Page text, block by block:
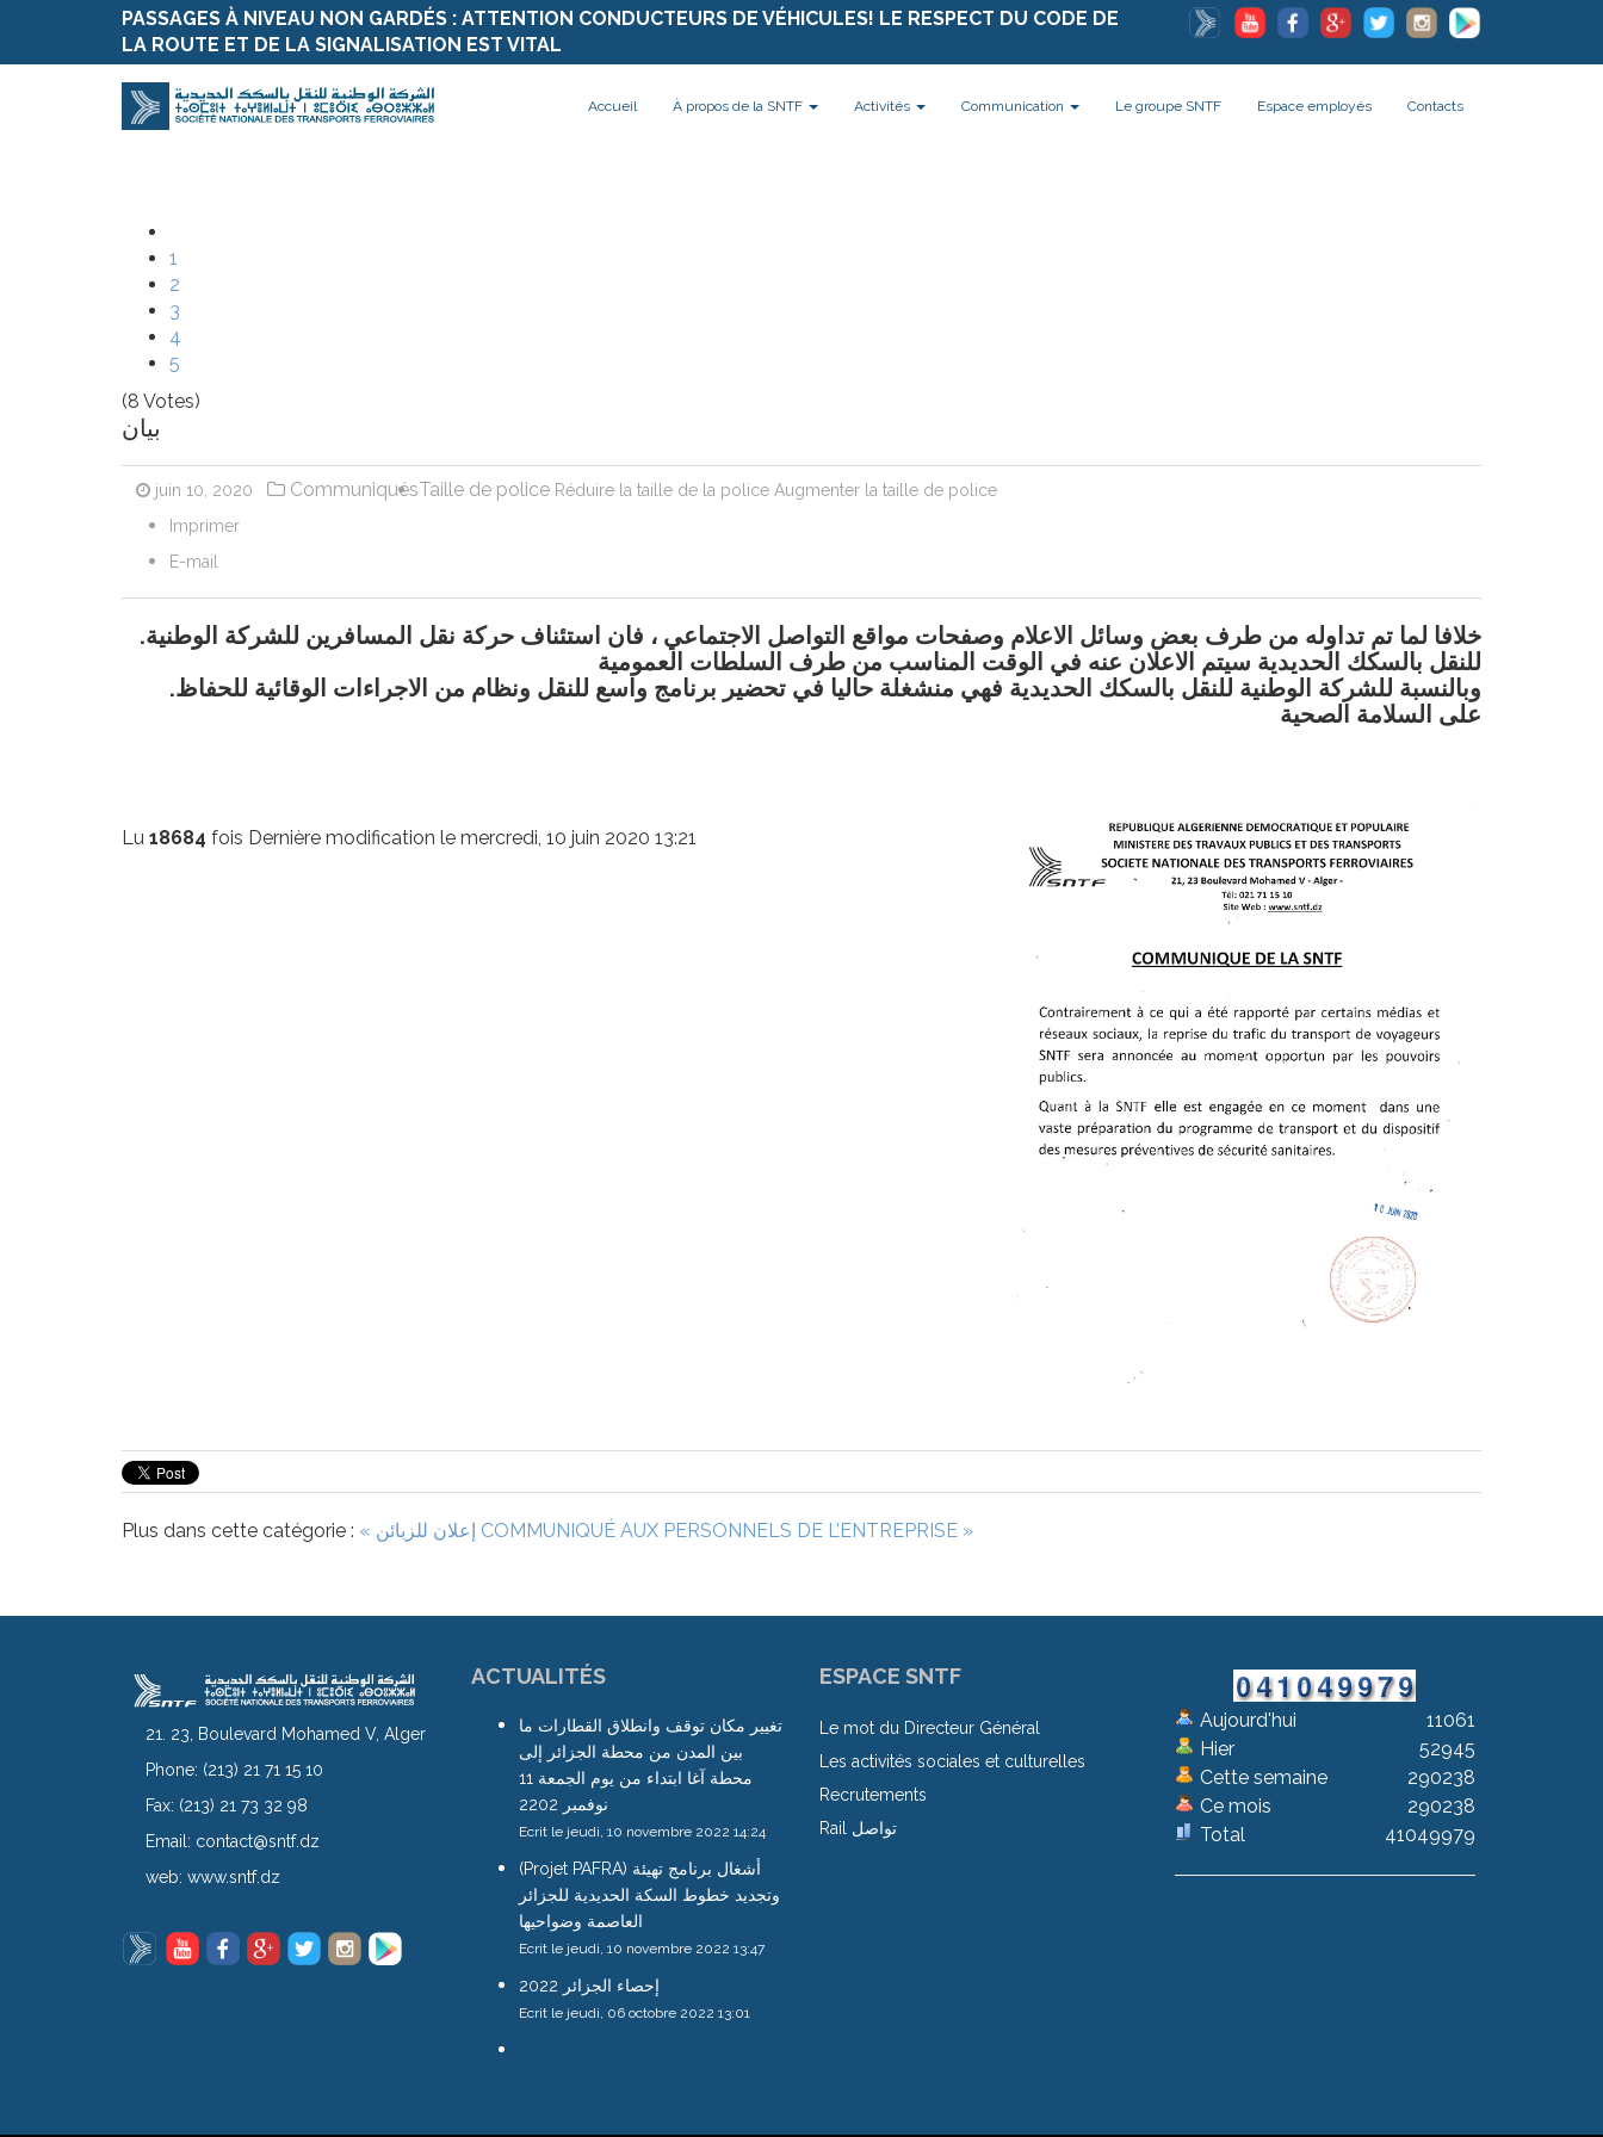
PASSAGES À NIVEAU NON GARDÉS : ATTENTION CONDUCTEURS DE VÉHICULES! LE RESPECT DU CODE DE
LA ROUTE ET DE LA SIGNALISATION EST VITAL
Accueil À propos de la SNTF Activités Communication Le groupe SNTF Espace employés Contacts
1
2
3
4
5
(8 Votes)
بيان
juin 10, 2020 CommuniquésTaille de police Réduire la taille de la police Augmenter la taille de police
Imprimer
E-mail
.خلافا لما تم تداوله من طرف بعض وسائل الاعلام وصفحات مواقع التواصل الاجتماعي ، فان استئناف حركة نقل المسافرين للشركة الوطنية
للنقل بالسكك الحديدية سيتم الاعلان عنه في الوقت المناسب من طرف السلطات العمومية
.وبالنسبة للشركة الوطنية للنقل بالسكك الحديدية فهي منشغلة حاليا في تحضير برنامج واسع للنقل ونظام من الاجراءات الوقائية للحفاظ
على السلامة الصحية
Lu 18684 fois Dernière modification le mercredi, 10 juin 2020 13:21
Plus dans cette catégorie : « إعلان للزبائن COMMUNIQUÉ AUX PERSONNELS DE L’ENTREPRISE »
21. 23, Boulevard Mohamed V, Alger
Phone: (213) 21 71 15 10
Fax: (213) 21 73 32 98
Email: contact@sntf.dz
web: www.sntf.dz
ACTUALITÉS
تغيير مكان توقف وانطلاق القطارات ما
بين المدن من محطة الجزائر إلى
محطة آغا ابتداء من يوم الجمعة 11
نوفمبر 2202
Ecrit le jeudi, 10 novembre 2022 14:24
(Projet PAFRA) أشغال برنامج تهيئة
وتجديد خطوط السكة الحديدية للجزائر
العاصمة وضواحيها
Ecrit le jeudi, 10 novembre 2022 13:47
إحصاء الجزائر 2022
Ecrit le jeudi, 06 octobre 2022 13:01
ESPACE SNTF
Le mot du Directeur Général
Les activités sociales et culturelles
Recrutements
Rail تواصل
Aujourd'hui
Hier
Cette semaine
Ce mois
Total
11061
52945
290238
290238
41049979